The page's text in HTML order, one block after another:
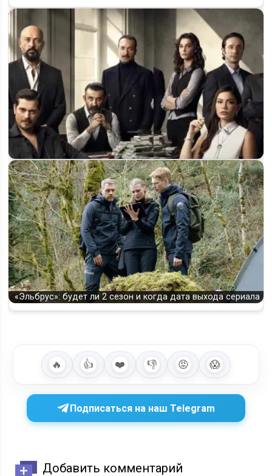
Будет ли продолжение «Мечты Эшрефа»? Всё, что известно
о третьем сезоне
«Эльбрус»: будет ли 2 сезон и когда дата выхода сериала
🔥 👍 ❤️ 👎 😡 😱
Подписаться на наш Telegram
Добавить комментарий